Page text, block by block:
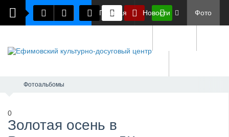
Главная Новости Фото
Фотоальбомы
0
​Золотая осень в